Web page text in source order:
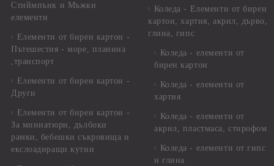
Стиймпънк и Мъжки
елементи
Елементи от бирен картон -
Пътешестия - море, планина
,транспорт
Елементи от бирен картон -
Други
Елементи от бирен картон -
За миниатюри, дълбоки
рамки, бебешки съкровища и
екслоадиращи кутии
Коледа - Eлементи от бирен
картон, хартия, акрил, дърво,
глина, гипс
Коледа - елементи от
бирен картон
Коледа - елементи от
хартия
Коледа - елементи от
акрил, пластмаса, стирофом
Коледа - елементи от гипс
и глина